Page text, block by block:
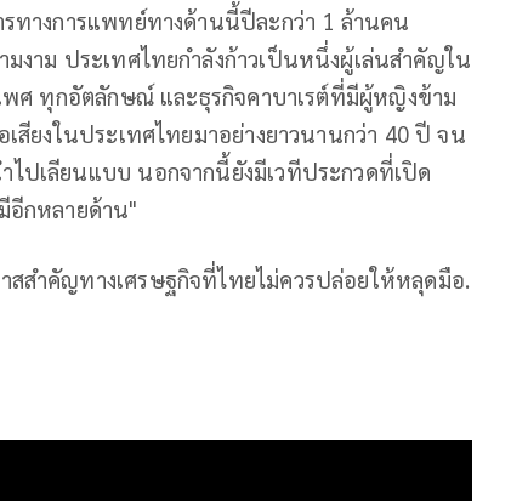
ทางการแพทย์ทางด้านนี้ปีละกว่า 1 ล้านคน
งาม ประเทศไทยกำลังก้าวเป็นหนึ่งผู้เล่นสำคัญใน
พศ ทุกอัตลักษณ์ และธุรกิจคาบาเรต์ที่มีผู้หญิงข้าม
สียงในประเทศไทยมาอย่างยาวนานกว่า 40 ปี จน
ปเลียนแบบ นอกจากนี้ยังมีเวทีประกวดที่เปิด
อีกหลายด้าน"
สสำคัญทางเศรษฐกิจที่ไทยไม่ควรปล่อยให้หลุดมือ.